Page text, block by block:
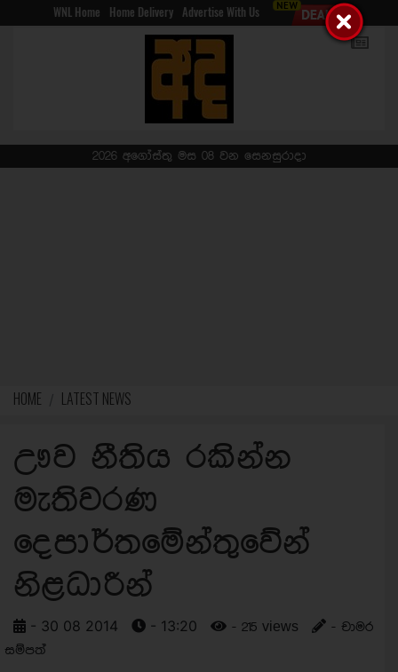
WNL Home Home Delivery Advertise With Us
2026 අගෝස්තු මස 08 වන සෙනසුරාදා
HOME LATEST NEWS
ඌව නීතිය රකින්න
මැතිවරණ
දෙපාර්තමේන්තුවේන්
නිළධාරීන්
- 30 08 2014 - 13:20 - 215 views
- චාමර
සම්පත්